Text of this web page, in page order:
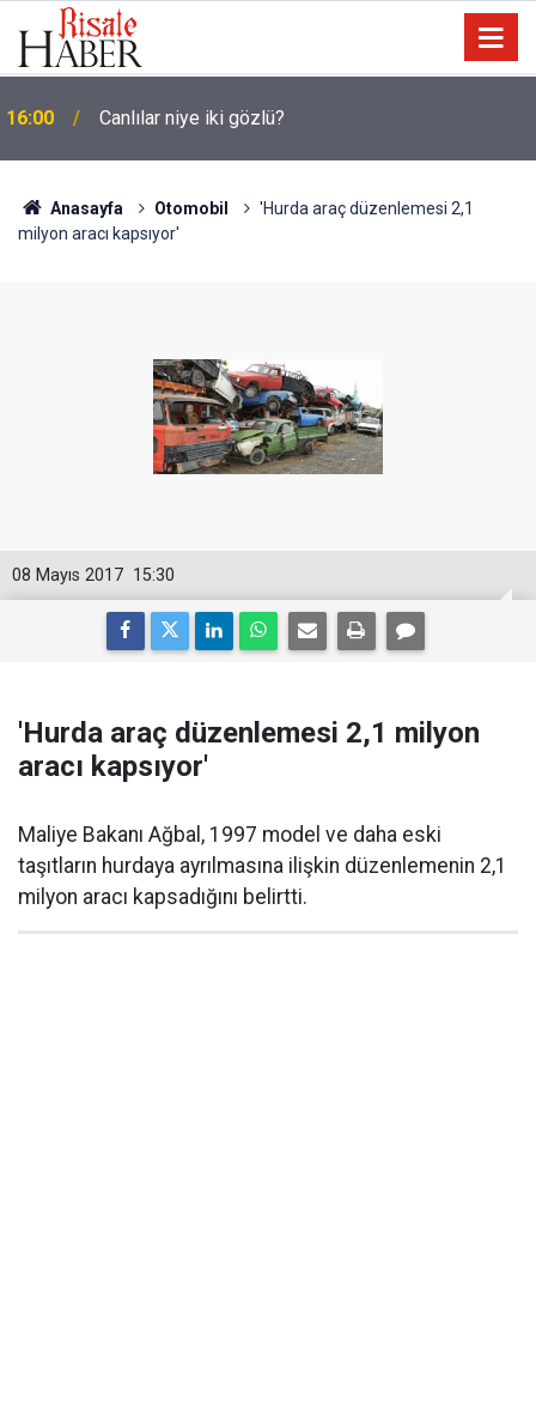
16:00 Canlılar niye iki gözlü?
15:35 Sosyal medya, derslerde başarısızlığa yol açıyor
Anasayfa Otomobil
'Hurda araç düzenlemesi 2,1
milyon aracı kapsıyor'
15:30
08 Mayıs 2017
'Hurda araç düzenlemesi 2,1 milyon
aracı kapsıyor'
Maliye Bakanı Ağbal, 1997 model ve daha eski
taşıtların hurdaya ayrılmasına ilişkin düzenlemenin 2,1
milyon aracı kapsadığını belirtti.